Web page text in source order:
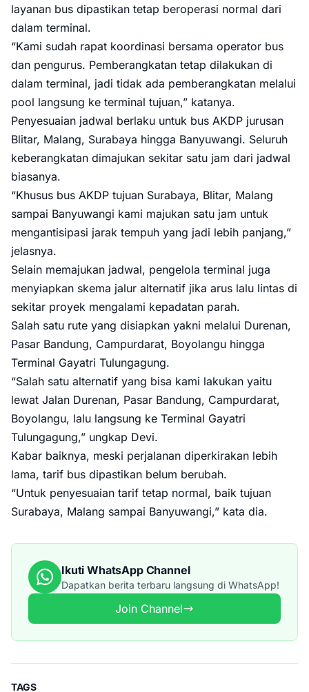
layanan bus dipastikan tetap beroperasi normal dari
dalam terminal.
“Kami sudah rapat koordinasi bersama operator bus
dan pengurus. Pemberangkatan tetap dilakukan di
dalam terminal, jadi tidak ada pemberangkatan melalui
pool langsung ke terminal tujuan,” katanya.
Penyesuaian jadwal berlaku untuk bus AKDP jurusan
Blitar, Malang, Surabaya hingga Banyuwangi. Seluruh
keberangkatan dimajukan sekitar satu jam dari jadwal
biasanya.
“Khusus bus AKDP tujuan Surabaya, Blitar, Malang
sampai Banyuwangi kami majukan satu jam untuk
mengantisipasi jarak tempuh yang jadi lebih panjang,”
jelasnya.
Selain memajukan jadwal, pengelola terminal juga
menyiapkan skema jalur alternatif jika arus lalu lintas di
sekitar proyek mengalami kepadatan parah.
Salah satu rute yang disiapkan yakni melalui Durenan,
Pasar Bandung, Campurdarat, Boyolangu hingga
Terminal Gayatri Tulungagung.
“Salah satu alternatif yang bisa kami lakukan yaitu
lewat Jalan Durenan, Pasar Bandung, Campurdarat,
Boyolangu, lalu langsung ke Terminal Gayatri
Tulungagung,” ungkap Devi.
Kabar baiknya, meski perjalanan diperkirakan lebih
lama, tarif bus dipastikan belum berubah.
“Untuk penyesuaian tarif tetap normal, baik tujuan
Surabaya, Malang sampai Banyuwangi,” kata dia.
Ikuti WhatsApp Channel
Dapatkan berita terbaru langsung di WhatsApp!
Join Channel
TAGS